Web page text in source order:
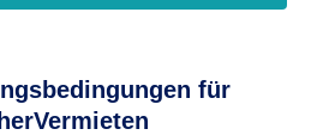
mit dem
für